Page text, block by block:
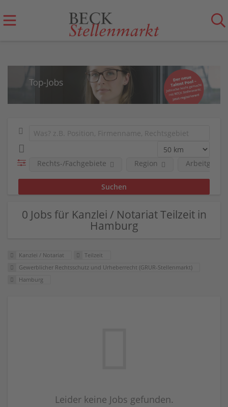
Rechts-/Fachgebiete Region
0 Jobs für Kanzlei / Notariat Teilzeit in
Hamburg
Kanzlei / Notariat
Teilzeit
Gewerblicher Rechtsschutz und Urheberrecht (GRUR-Stellenmarkt)
Hamburg
Leider keine Jobs gefunden.